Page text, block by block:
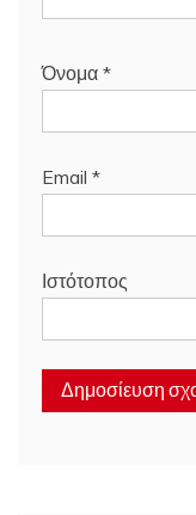
Όνομα *
Email *
Ιστότοπος